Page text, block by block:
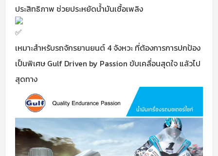
ประสิทธิภาพ ช่วยประหยัดน้ำมันเชื้อเพลิง
เหมาะสำหรับรถจักรยานยนต์ 4 จังหวะ ที่ต้องการการปกป้อง
เป็นพิเศษ Gulf Driven by Passion ขับเคลื่อนสุดใจ แล้วไป
สุดทาง